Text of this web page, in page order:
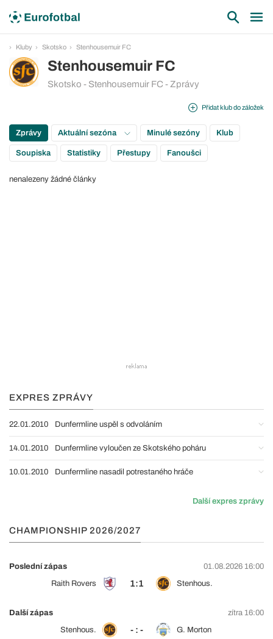
Kluby Skotsko Stenhousemuir FC
Stenhousemuir FC
Skotsko - Stenhousemuir FC - Zprávy
Přidat klub do záložek
Zprávy Aktuální sezóna Minulé sezóny Klub
Soupiska Statistiky Přestupy Fanoušci
nenalezeny žádné články
EXPRES ZPRÁVY
22.01.2010 Dunfermline uspěl s odvoláním
14.01.2010 Dunfermline vyloučen ze Skotského poháru
10.01.2010 Dunfermline nasadil potrestaného hráče
Další expres zprávy
CHAMPIONSHIP 2026/2027
Poslední zápas
01.08.2026 16:00
Raith Rovers
1:1 Stenhous.
Další zápas
zítra 16:00
Stenhous.
- : - G. Morton